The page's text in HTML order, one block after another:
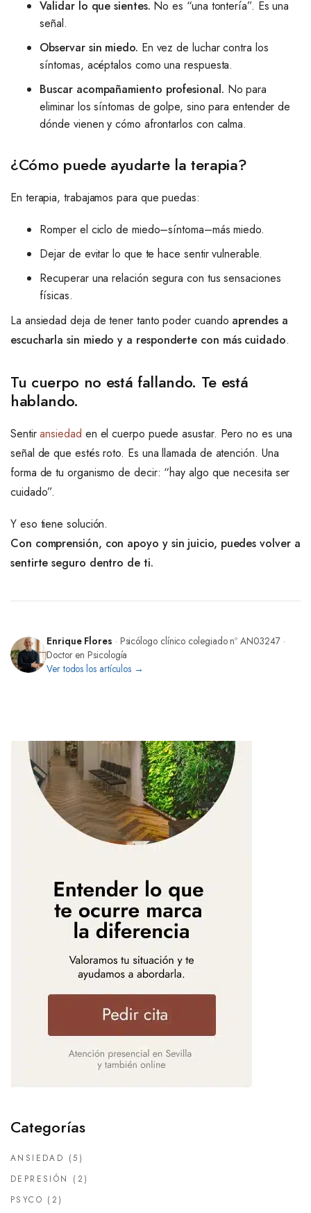
Validar lo que sientes. No es “una tontería”. Es una
señal.
Observar sin miedo. En vez de luchar contra los
síntomas, acéptalos como una respuesta.
Buscar acompañamiento profesional. No para
eliminar los síntomas de golpe, sino para entender de
dónde vienen y cómo afrontarlos con calma.
¿Cómo puede ayudarte la terapia?
En terapia, trabajamos para que puedas:
Romper el ciclo de miedo–síntoma–más miedo.
Dejar de evitar lo que te hace sentir vulnerable.
Recuperar una relación segura con tus sensaciones
físicas.
La ansiedad deja de tener tanto poder cuando aprendes a
escucharla sin miedo y a responderte con más cuidado.
Tu cuerpo no está fallando. Te está
hablando.
Sentiransiedad en el cuerpo puede asustar. Pero no es una
señal de que estés roto. Es una llamada de atención. Una
forma de tu organismo de decir: “hay algo que necesita ser
cuidado”.
Y eso tiene solución.
Con comprensión, con apoyo y sin juicio, puedes volver a
sentirte seguro dentro de ti.
Enrique Flores · Psicólogo clínico colegiado nº AN03247 ·
Doctor en Psicología
Ver todos los artículos →
Categorías
ANSIEDAD (5)
DEPRESIÓN
(2)
PSYCO (2)